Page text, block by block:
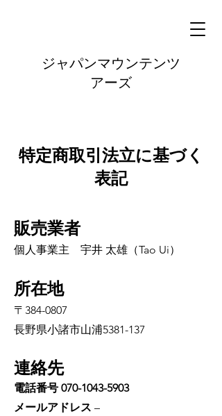
ジャパンマウンテンツ
アーズ
特定商取引法立に基づく
表記
販売業者
個人事業主 宇井 太雄（Tao Ui）
所在地
〒384-0807
長野県小諸市山浦5381-137
連絡先
電話番号 070-1043-5903
メールアドレス –